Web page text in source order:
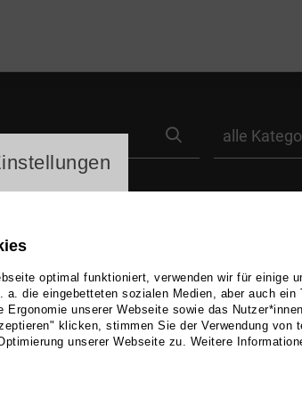
FREIZEIT
optimal funktioniert, verwenden wir für einige
a. die eingebetteten sozialen Medien, aber auch ein
Ergonomie unserer Webseite sowie das
klicken, stimmen Sie der Verwendung von
unserer Webseite zu. Weitere